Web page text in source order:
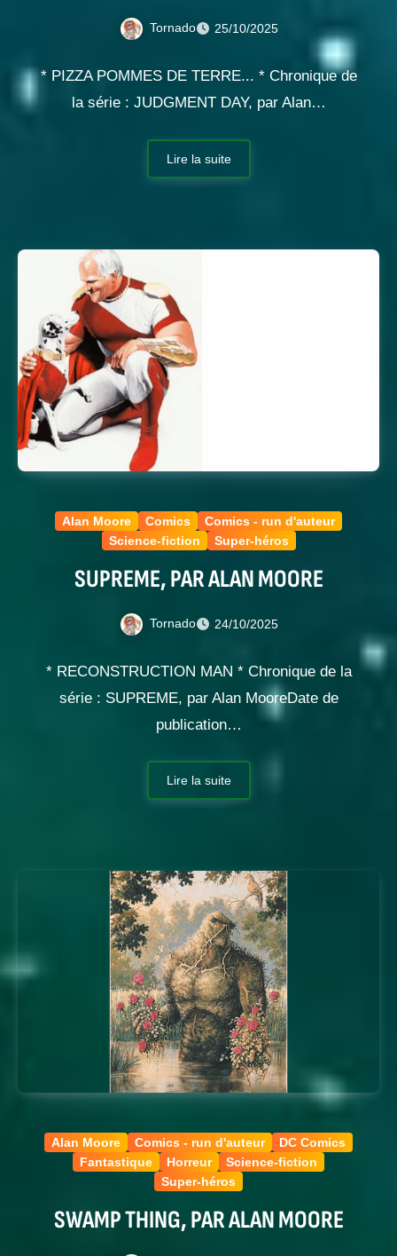
Tornado 25/10/2025
* PIZZA POMMES DE TERRE... * Chronique de
la série : JUDGMENT DAY, par Alan…
Lire la suite
Alan Moore Comics
Comics - run d'auteur
Science-fiction
Super-héros
SUPREME, PAR ALAN MOORE
Tornado 24/10/2025
* RECONSTRUCTION MAN * Chronique de la
série : SUPREME, par Alan MooreDate de
publication…
Lire la suite
Alan Moore Comics - run d'auteur
DC Comics
Fantastique
Horreur
Science-fiction
Super-héros
SWAMP THING, PAR ALAN MOORE